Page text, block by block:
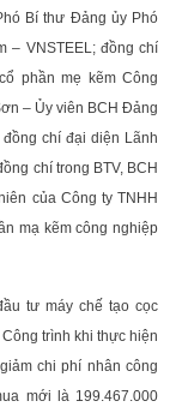
Bí thư Đảng ủy Phó
– VNSTEEL; đồng chí
phần mẹ kẽm Công
– Ủy viên BCH Đảng
chí đại diện Lãnh
chí trong BTV, BCH
của Công ty TNHH
mạ kẽm công nghiệp
tư máy chế tạo cọc
trình khi thực hiện
chi phí nhân công
mới là 199.467.000